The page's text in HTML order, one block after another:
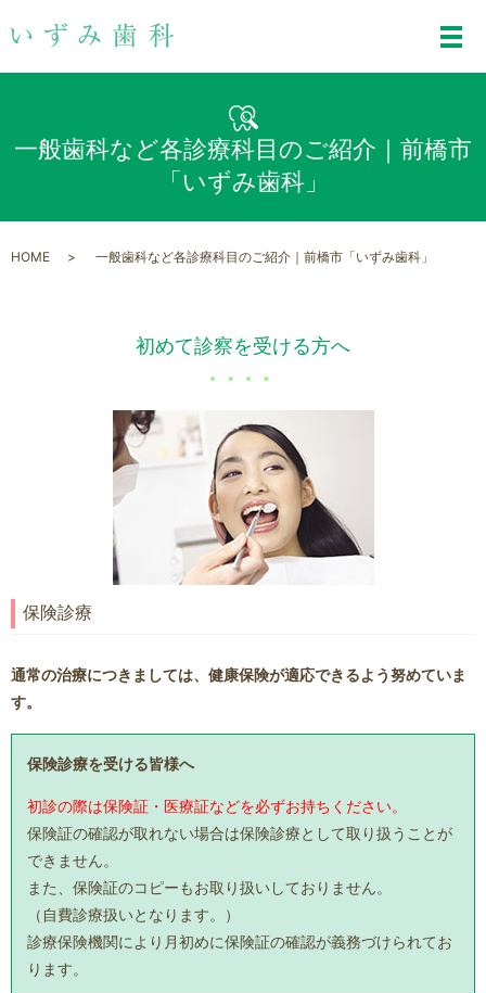
メ
一般歯科など各診療科目のご紹介｜前橋市
「いずみ歯科」
HOME 一般歯科など各診療科目のご紹介｜前橋市「いずみ歯科」
初めて診察を受ける方へ
保険診療
通常の治療につきましては、健康保険が適応できるよう努めていま
す。
保険診療を受ける皆様へ
初診の際は保険証・医療証などを必ずお持ちください。
保険証の確認が取れない場合は保険診療として取り扱うことが
できません。
また、保険証のコピーもお取り扱いしておりません。
（自費診療扱いとなります。）
診療保険機関により月初めに保険証の確認が義務づけられてお
ります。